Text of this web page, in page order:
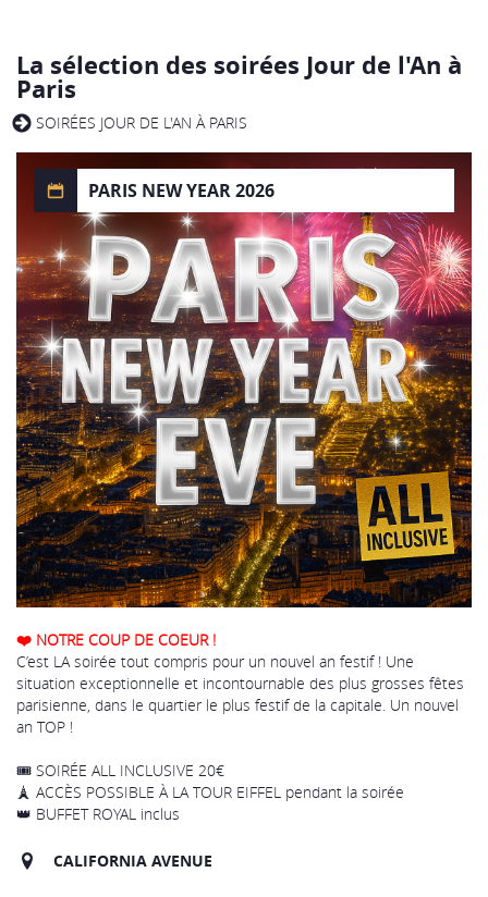
La sélection des soirées Jour de l'An à
Paris
SOIRÉES JOUR DE L'AN À PARIS
PARIS NEW YEAR 2026
❤️ NOTRE COUP DE COEUR !
C’est LA soirée tout compris pour un nouvel an festif ! Une
situation exceptionnelle et incontournable des plus grosses fêtes
parisienne, dans le quartier le plus festif de la capitale. Un nouvel
an TOP !
🎟️ SOIRÉE ALL INCLUSIVE 20€
🗼 ACCÈS POSSIBLE À LA TOUR EIFFEL pendant la soirée
👑 BUFFET ROYAL inclus
CALIFORNIA AVENUE